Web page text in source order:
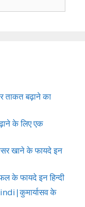
बढ़ाने का
के लिए एक
खाने के फायदे इन
के फायदे इन हिन्दी
के